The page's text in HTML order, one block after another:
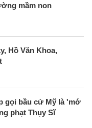
mầm non
Hồ Văn Khoa,
gọi bầu cử Mỹ là 'mớ
phạt Thụy Sĩ